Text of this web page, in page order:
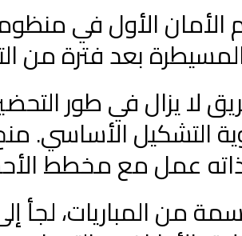
الأمان الأول في
بعد فترة من
لا يزال في طور
الأساسي.
عمل مع مخطط
من المباريات، لجأ